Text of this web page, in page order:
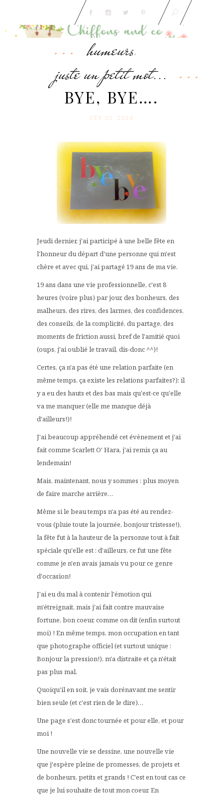
humeurs,
juste un petit mot...
BYE, BYE….
FÉV 03. 2014
Jeudi dernier, j'ai participé à une belle fête en
l'honneur du départ d'une personne qui m'est
chère et avec qui, j'ai partagé 19 ans de ma vie.
19 ans dans une vie professionnelle, c'est 8
heures (voire plus) par jour, des bonheurs, des
malheurs, des rires, des larmes, des confidences,
des conseils, de la complicité, du partage, des
moments de friction aussi, bref de l'amitié quoi
(oups, j'ai oublié le travail, dis-donc ^^)!
Certes, ça n'a pas été une relation parfaite (en
même temps, ça existe les relations parfaites?): il
y a eu des hauts et des bas mais qu'est-ce qu'elle
va me manquer (elle me manque déjà
d'ailleurs!)!
J'ai beaucoup appréhendé cet évènement et j'ai
fait comme Scarlett O' Hara, j'ai remis ça au
lendemain!
Mais, maintenant, nous y sommes : plus moyen
de faire marche arrière…
Même si le beau temps n'a pas été au rendez-
vous (pluie toute la journée, bonjour tristesse!),
la fête fut à la hauteur de la personne tout à fait
spéciale qu'elle est : d'ailleurs, ce fut une fête
comme je n'en avais jamais vu pour ce genre
d'occasion!
J'ai eu du mal à contenir l'émotion qui
m'étreignait, mais j'ai fait contre mauvaise
fortune, bon coeur, comme on dit (enfin surtout
moi) ! En même temps, mon occupation en tant
que photographe officiel (et surtout unique :
Bonjour la pression!), m'a distraite et ça n'était
pas plus mal.
Quoiqu'il en soit, je vais dorénavant me sentir
bien seule (et c'est rien de le dire)…
Une page s'est donc tournée et pour elle, et pour
moi !
Une nouvelle vie se dessine, une nouvelle vie
que j'espère pleine de promesses, de projets et
de bonheurs, petits et grands ! C'est en tout cas ce
que je lui souhaite de tout mon coeur. En